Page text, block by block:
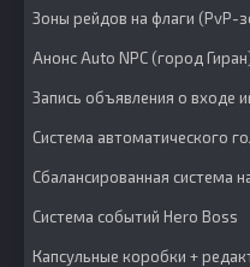
Зоны рейдов на флаги (PvP-
Анонс Auto NPC (город
Запись объявления о входе
Система автоматического
Сбалансированная система
Система событий Hero Boss
Капсульные коробки +